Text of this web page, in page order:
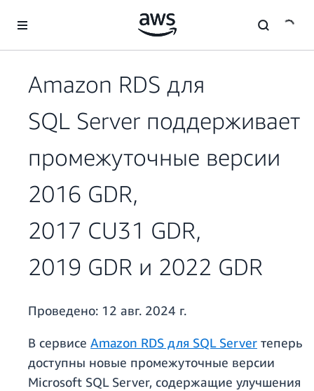
Перейти к главному контенту
Amazon RDS для
SQL Server поддерживает
промежуточные версии
2016 GDR,
2017 CU31 GDR,
2019 GDR и 2022 GDR
Проведено: 12 авг. 2024 г.
В сервисе Amazon RDS для SQL Server теперь
доступны новые промежуточные версии
Microsoft SQL Server, содержащие улучшения